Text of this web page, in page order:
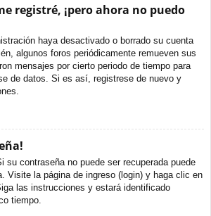
registré, ¡pero ahora no puedo
haya desactivado o borrado su cuenta
algunos foros periódicamente remueven sus
mensajes por cierto periodo de tiempo para
de datos. Si es así, registrese de nuevo y
su contraseña no puede ser recuperada puede
Visite la página de ingreso (login) y haga clic en
las instrucciones y estará identificado
tiempo.